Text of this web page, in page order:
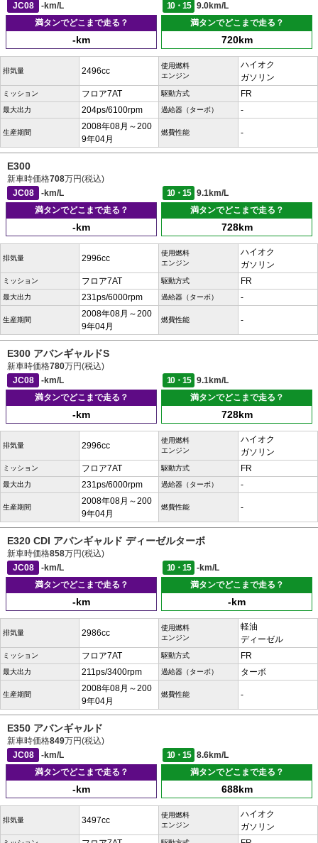
JC08
-km/L 10・15
9.0km/L
満タンでどこまで走る？
-km
満タンでどこまで走る？
720km
排気量 2496cc
使用燃料
エンジン
ハイオク
ガソリン
ミッション フロア7AT 駆動方式 FR
最大出力 204ps/6100rpm 過給器（ターボ） -
生産期間
2008年08月～200
9年04月
燃費性能 -
E300
新車時価格708万円(税込)
JC08
-km/L 10・15
9.1km/L
満タンでどこまで走る？
-km
満タンでどこまで走る？
728km
排気量 2996cc
使用燃料
エンジン
ハイオク
ガソリン
ミッション フロア7AT 駆動方式 FR
最大出力 231ps/6000rpm 過給器（ターボ） -
生産期間
2008年08月～200
9年04月
燃費性能 -
E300 アバンギャルドS
新車時価格780万円(税込)
JC08
-km/L 10・15
9.1km/L
満タンでどこまで走る？
-km
満タンでどこまで走る？
728km
排気量 2996cc
使用燃料
エンジン
ハイオク
ガソリン
ミッション フロア7AT 駆動方式 FR
最大出力 231ps/6000rpm 過給器（ターボ） -
生産期間
2008年08月～200
9年04月
燃費性能 -
E320 CDI アバンギャルド ディーゼルターボ
新車時価格858万円(税込)
JC08
-km/L 10・15
-km/L
満タンでどこまで走る？
-km
満タンでどこまで走る？
-km
排気量 2986cc
使用燃料
エンジン
軽油
ディーゼル
ミッション フロア7AT 駆動方式 FR
最大出力 211ps/3400rpm 過給器（ターボ） ターボ
生産期間
2008年08月～200
9年04月
燃費性能 -
E350 アバンギャルド
新車時価格849万円(税込)
JC08
-km/L 10・15
8.6km/L
満タンでどこまで走る？
-km
満タンでどこまで走る？
688km
排気量 3497cc
使用燃料
エンジン
ハイオク
ガソリン